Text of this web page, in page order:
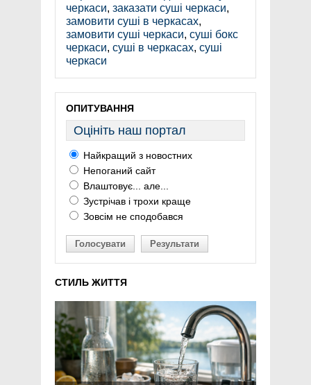
черкаси, заказати суші черкаси,
замовити суші в черкасах,
замовити суші черкаси, суші бокс
черкаси, суші в черкасах, суші
черкаси
ОПИТУВАННЯ
Оцініть наш портал
Найкращий з новостних
Непоганий сайт
Влаштовує... але...
Зустрічав і трохи краще
Зовсім не сподобався
Голосувати Результати
СТИЛЬ ЖИТТЯ